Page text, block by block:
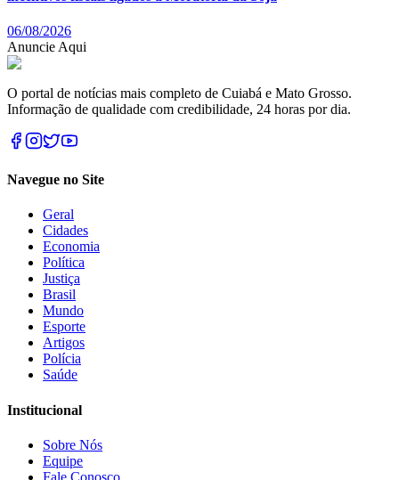
06/08/2026
Anuncie Aqui
O portal de notícias mais completo de Cuiabá e Mato Grosso.
Informação de qualidade com credibilidade, 24 horas por dia.
Navegue no Site
Geral
Cidades
Economia
Política
Justiça
Brasil
Mundo
Esporte
Artigos
Polícia
Saúde
Institucional
Sobre Nós
Equipe
Fale Conosco